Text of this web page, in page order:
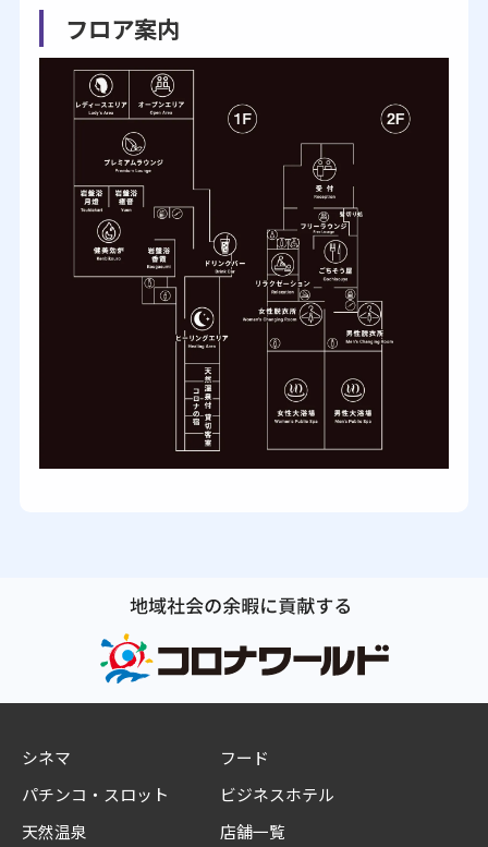
フロア案内
シネマ
パチンコ・スロット
天然温泉
フード
ビジネスホテル
店舗一覧